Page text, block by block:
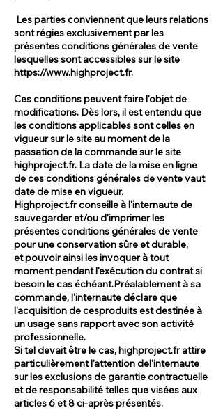
Les parties conviennent que leurs relations
sont régies exclusivement par les
présentes conditions générales de vente
lesquelles sont accessibles sur le site
https://www.highproject.fr.
Ces conditions peuvent faire l'objet de
modifications. Dès lors, il est entendu que
les conditions applicables sont celles en
vigueur sur le site au moment de la
passation de la commande sur le site
highproject.fr. La date de la mise en ligne
de ces conditions générales de vente vaut
date de mise en vigueur.
Highproject.fr conseille à l'internaute de
sauvegarder et/ou d'imprimer les
présentes conditions générales de vente
pour une conservation sûre et durable,
et pouvoir ainsi les invoquer à tout
moment pendant l'exécution du contrat si
besoin le cas échéant.Préalablement à sa
commande, l'internaute déclare que
l'acquisition de cesproduits est destinée à
un usage sans rapport avec son activité
professionnelle.
Si tel devait être le cas, highproject.fr attire
particulièrement l'attention del'internaute
sur les exclusions de garantie contractuelle
et de responsabilité telles que visées aux
articles 6 et 8 ci-après présentés.